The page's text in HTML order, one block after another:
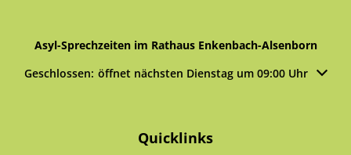
Asyl-Sprechzeiten im Rathaus Enkenbach-Alsenborn
Klicken, um weitere Öffnungs- oder Schließzeiten
Geschlossen: öffnet nächsten Dienstag um 09:00 Uhr
Quicklinks